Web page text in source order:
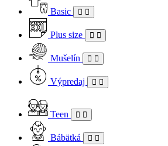
Basic
Plus size
Mušelín
Výpredaj
Teen
Bábätká